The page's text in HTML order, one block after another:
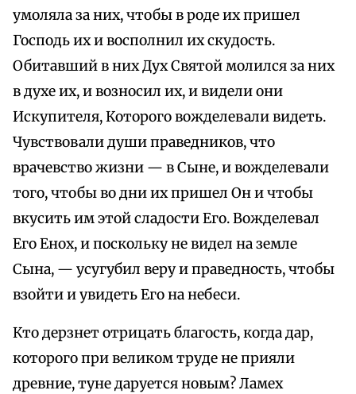
умоляла за них, чтобы в роде их пришел
Господь их и восполнил их скудость.
Обитавший в них Дух Святой молился за них
в духе их, и возносил их, и видели они
Искупителя, Которого вожделевали видеть.
Чувствовали души праведников, что
врачевство жизни — в Сыне, и вожделевали
того, чтобы во дни их пришел Он и чтобы
вкусить им этой сладости Его. Вожделевал
Его Енох, и поскольку не видел на земле
Сына, — усугубил веру и праведность, чтобы
взойти и увидеть Его на небеси.
Кто дерзнет отрицать благость, когда дар,
которого при великом труде не прияли
древние, туне даруется новым? Ламех